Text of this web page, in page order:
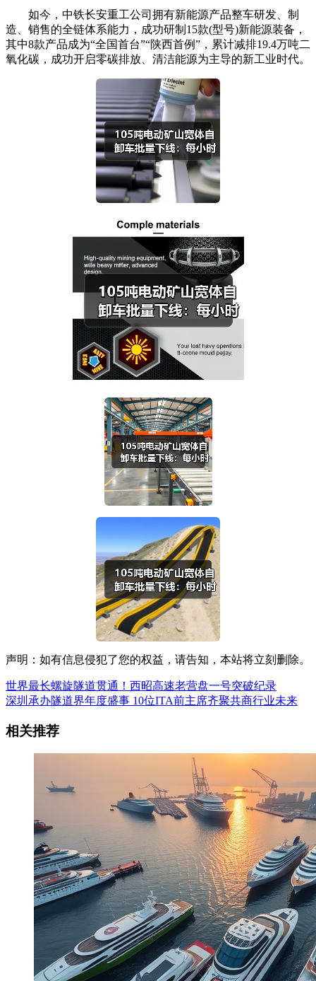
如今，中铁长安重工公司拥有新能源产品整车研发、制
造、销售的全链体系能力，成功研制15款(型号)新能源装备，
其中8款产品成为“全国首台”“陕西首例”，累计减排19.4万吨二
氧化碳，成功开启零碳排放、清洁能源为主导的新工业时代。
声明：如有信息侵犯了您的权益，请告知，本站将立刻删除。
世界最长螺旋隧道贯通！西昭高速老营盘一号突破纪录
深圳承办隧道界年度盛事 10位ITA前主席齐聚共商行业未来
相关推荐